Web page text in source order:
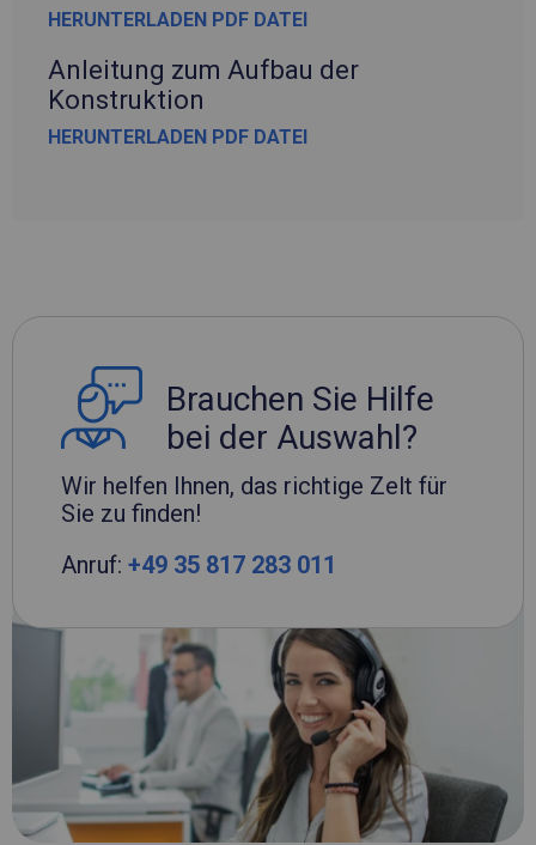
HERUNTERLADEN PDF DATEI
Anleitung zum Aufbau der
Konstruktion
HERUNTERLADEN PDF DATEI
Brauchen Sie Hilfe
bei der Auswahl?
Wir helfen Ihnen, das richtige Zelt für
Sie zu finden!
Anruf: +49 35 817 283 011